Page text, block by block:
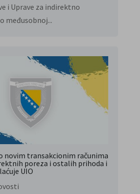
i Uprave za indirektno
međusobnoj...
novim transakcionim računima
poreza i ostalih prihoda i
UIO